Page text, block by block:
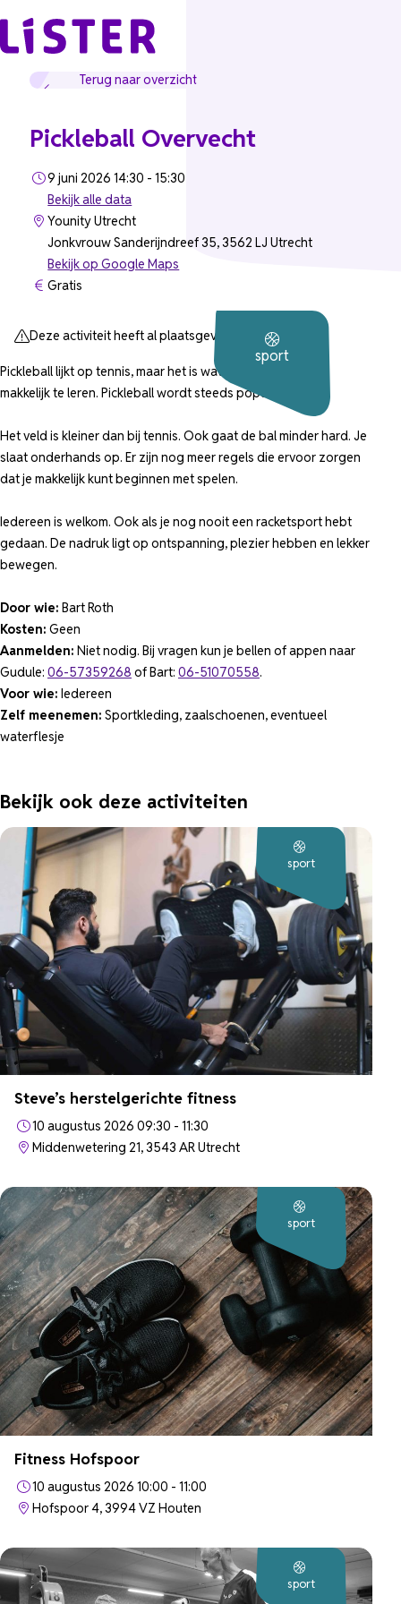
Ga naar de inhoud
Terug naar overzicht
Pickleball Overvecht
9 juni 2026 14:30 - 15:30
Bekijk alle data
Younity Utrecht
Jonkvrouw Sanderijndreef 35, 3562 LJ Utrecht
Bekijk op Google Maps
Gratis
sport
Deze activiteit heeft al plaatsgevonden.
Pickleball lijkt op tennis, maar het is wat makkelijker. Het is
makkelijk te leren. Pickleball wordt steeds populairder.
Het veld is kleiner dan bij tennis. Ook gaat de bal minder hard. Je
slaat onderhands op. Er zijn nog meer regels die ervoor zorgen
dat je makkelijk kunt beginnen met spelen.
Iedereen is welkom. Ook als je nog nooit een racketsport hebt
gedaan. De nadruk ligt op ontspanning, plezier hebben en lekker
bewegen.
Door wie: Bart Roth
Kosten: Geen
Aanmelden: Niet nodig. Bij vragen kun je bellen of appen naar
Gudule: 06-57359268 of Bart: 06-51070558.
Voor wie: Iedereen
Zelf meenemen: Sportkleding, zaalschoenen, eventueel
waterflesje
Bekijk ook deze activiteiten
sport
Steve’s herstelgerichte fitness
10 augustus 2026 09:30 - 11:30
Middenwetering 21, 3543 AR Utrecht
sport
Fitness Hofspoor
10 augustus 2026 10:00 - 11:00
Hofspoor 4, 3994 VZ Houten
sport